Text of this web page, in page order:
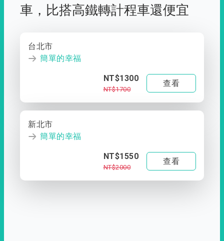
車， 比搭高鐵轉計程車還便宜
台北市
簡單的幸福
NT$1300
NT$1700
查看
新北市
簡單的幸福
NT$1550
NT$2000
查看